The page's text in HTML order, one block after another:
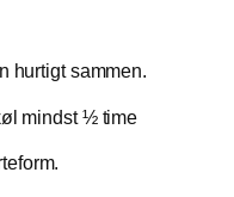
hurtigt sammen.
mindst ½ time